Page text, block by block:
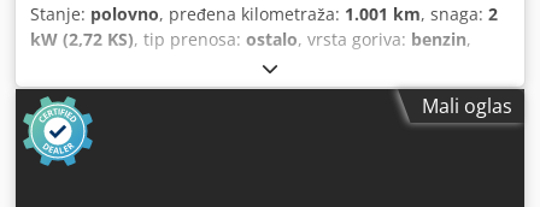
Stanje: polovno, pređena kilometraža: 1.001 km, snaga: 2
kW (2,72 KS), tip prenosa: ostalo, vrsta goriva: benzin,
, prazna masa vozila:62 kg
01/2009, Godina proizvodnje:2009, kabina vozača:ostalo,
Lokacija vozila: Bovenden, Honda GX100 benzinski motor!
Podaci o dodatnoj opremi bez garancije; zadržavamo pravo
na izmene, posrednu prodaju i greške. Djdpsxy Swlofx Ai
Mali oglas